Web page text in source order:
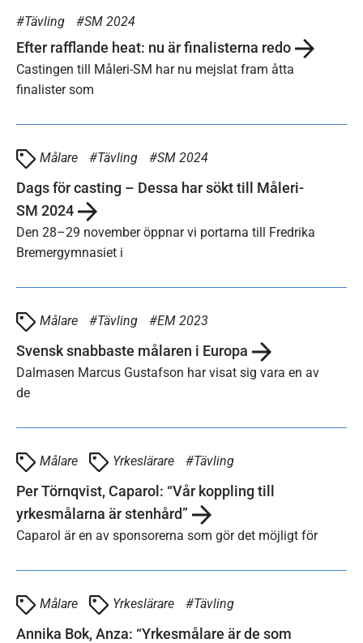
Tävling SM 2024
Efter rafflande heat: nu är finalisterna redo
Castingen till Måleri-SM har nu mejslat fram åtta
finalister som
Målare Tävling SM 2024
Dags för casting – Dessa har sökt till Måleri-
SM 2024
Den 28–29 november öppnar vi portarna till Fredrika
Bremergymnasiet i
Målare Tävling EM 2023
Svensk snabbaste målaren i Europa
Dalmasen Marcus Gustafson har visat sig vara en av
de
Målare Yrkeslärare Tävling
Per Törnqvist, Caparol: “Vår koppling till
yrkesmålarna är stenhård”
Caparol är en av sponsorerna som gör det möjligt för
Målare Yrkeslärare Tävling
Annika Bok, Anza: “Yrkesmålare är de som